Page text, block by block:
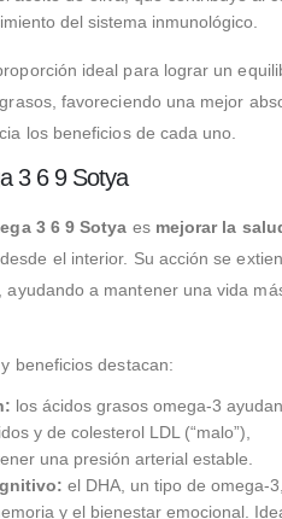
del sistema inmunológico.
ideal para lograr un
favoreciendo una mejor
los beneficios de cada uno.
3 6 9 Sotya
3 6 9 Sotya es mejorar la
desde el interior. Su acción se
a mantener una vida
beneficios destacan:
los ácidos grasos omega-3
y de colesterol LDL (“malo”),
una presión arterial estable.
el DHA, un tipo de omega-
y el bienestar emocional.